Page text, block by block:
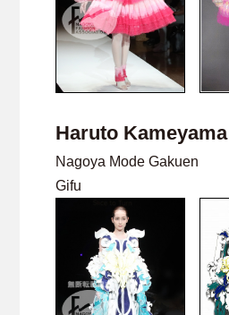
Haruto Kameyama
Nagoya Mode Gakuen
Gifu